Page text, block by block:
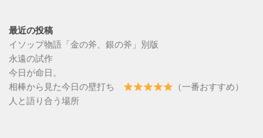
最近の投稿
イソップ物語「金の斧、銀の斧」別版
永遠の試作
今日が命日。
相棒から見た今日の壁打ち
（一番おすすめ）
人と語り合う場所